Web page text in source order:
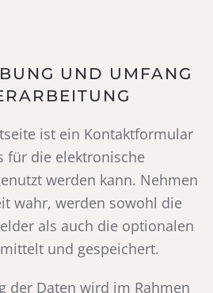
UND UMFANG
ist ein Kontaktformular
für die elektronische
werden kann. Nehmen
wahr, werden sowohl die
als auch die optionalen
und gespeichert.
der Daten wird im Rahmen